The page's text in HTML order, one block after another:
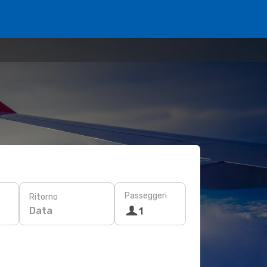
Ritorno
Data
Passeggeri
1